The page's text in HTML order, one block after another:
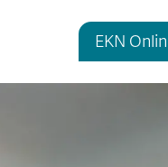
EKN